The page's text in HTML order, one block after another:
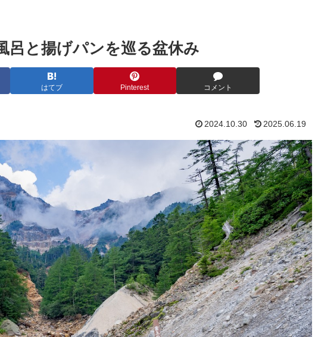
と揚げパンを巡る盆休み
はてブ Pinterest コメント
2024.10.30 2025.06.19